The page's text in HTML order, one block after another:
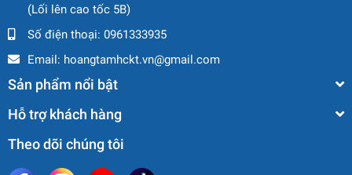
(Lối lên cao tốc 5B)
Số điện thoại: 0961333935
Email: hoangtamhckt.vn@gmail.com
Sản phẩm nổi bật
Hỗ trợ khách hàng
Theo dõi chúng tôi